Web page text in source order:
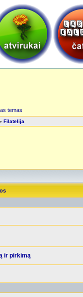
temas
Filatelija
ir pirkimą